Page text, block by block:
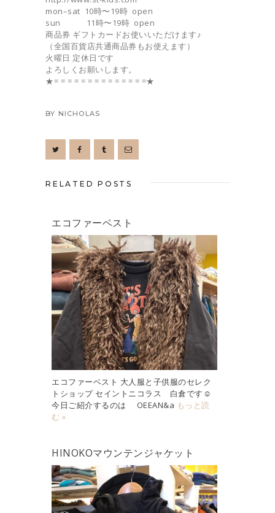
mon–sat 10時〜19時 open
sun 11時〜19時 open
商品券 ギフトカードお使いいただけます♪
（全国百貨店共通商品券もお使えます）
火曜日 定休日です
よろしくお願いします。
★= = = = = = = = = = = = = =★
BY NICHOLAS
RELATED POSTS
エコファーベスト
エコファーベスト 大人服と子供服のセレク
トショップ セイントニコラス 白倉です☺︎
今日ご紹介するのは OEEAN&a もっと読
む »
HINOKOマウンテンジャケット